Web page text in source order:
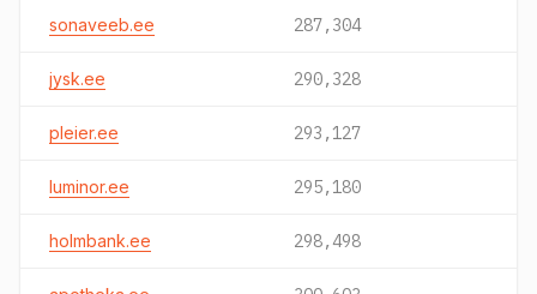
sonaveeb.ee 287,304
jysk.ee 290,328
pleier.ee 293,127
luminor.ee 295,180
holmbank.ee 298,498